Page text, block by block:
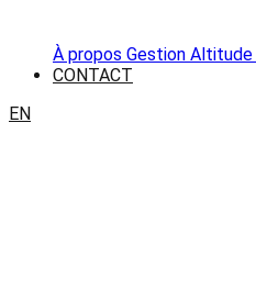
À propos Gestion Altitude
CONTACT
EN